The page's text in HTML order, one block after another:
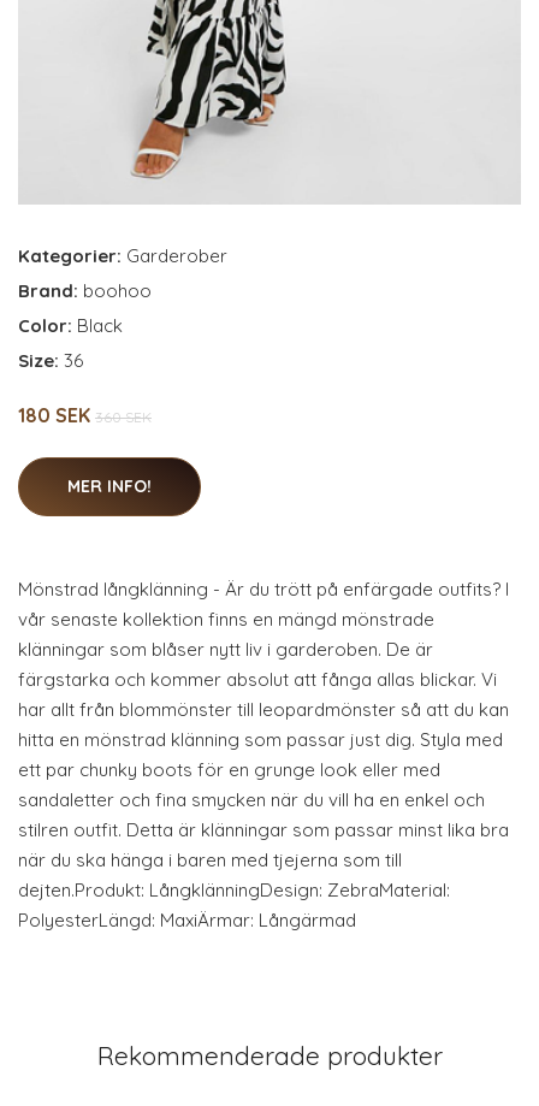
Kategorier: Garderober
Brand: boohoo
Color: Black
Size: 36
180 SEK 360 SEK
MER INFO!
Mönstrad långklänning - Är du trött på enfärgade outfits? I
vår senaste kollektion finns en mängd mönstrade
klänningar som blåser nytt liv i garderoben. De är
färgstarka och kommer absolut att fånga allas blickar. Vi
har allt från blommönster till leopardmönster så att du kan
hitta en mönstrad klänning som passar just dig. Styla med
ett par chunky boots för en grunge look eller med
sandaletter och fina smycken när du vill ha en enkel och
stilren outfit. Detta är klänningar som passar minst lika bra
när du ska hänga i baren med tjejerna som till
dejten.Produkt: LångklänningDesign: ZebraMaterial:
PolyesterLängd: MaxiÄrmar: Långärmad
Rekommenderade produkter